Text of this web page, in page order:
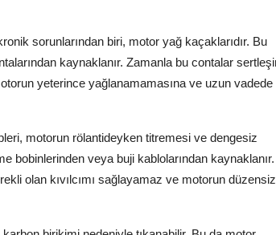
sorunlarından biri, motor yağ kaçaklarıdır. Bu
kaynaklanır. Zamanla bu contalar
yeterince yağlanamamasına ve uzun vadede
motorun rölantideyken titremesi ve dengesiz
bobinlerinden veya buji kablolarından
olan kıvılcımı sağlayamaz ve motorun düzensiz